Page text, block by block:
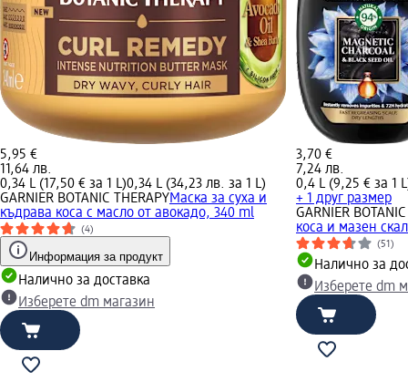
5,95 €
11,64 лв.
0,34 L (17,50 € за 1 L)0,34 L (34,23 лв. за 1 L)
GARNIER BOTANIC THERAPYМаска за суха и
къдрава коса с масло от авокадо, 340 ml
(4)
Информация за продукт
Налично за доставка
Изберете dm магазин
3,70 €
7,24 лв.
0,4 L (9,25 € за 1
+ 1 друг размер
GARNIER
коса и мазен
(51)
Налично за
Изберете dm